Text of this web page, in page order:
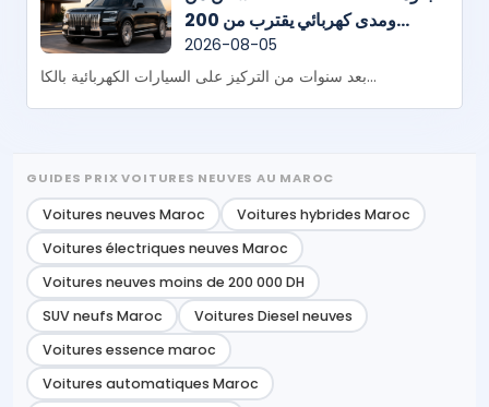
ومدى كهربائي يقترب من 200
كيلومتر
2026-08-05
بعد سنوات من التركيز على السيارات الكهربائية بالكا...
GUIDES PRIX VOITURES NEUVES AU MAROC
Voitures neuves Maroc
Voitures hybrides Maroc
Voitures électriques neuves Maroc
Voitures neuves moins de 200 000 DH
SUV neufs Maroc
Voitures Diesel neuves
Voitures essence maroc
Voitures automatiques Maroc